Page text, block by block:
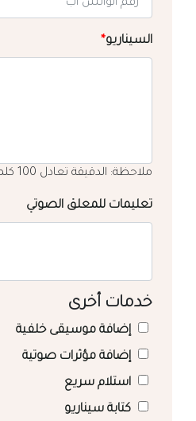
السيناريو*
ملاحظة: الدقيقة تعادل 100 كلمة باللغة العربية
تعليمات للمعلق الصوتي
خدمات أخرى
إضافة موسيقى خلفية
إضافة مؤثرات صوتية
استلام سريع
كتابة سيناريو